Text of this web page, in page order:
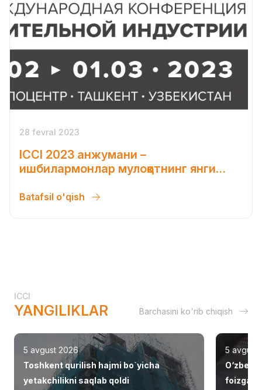
28 fevral 2023
ICCI 2023 анжумани –
ишбилармонлар мулоқотнинг янги
Batafsil o'qish
ICCI
YANGILIKLAR Barchasini ko'rib chiqish
5 avgust 2026
Toshkent qurilish hajmi bo`yicha
yetakchilikni saqlab qoldi
5 avgust
foizga